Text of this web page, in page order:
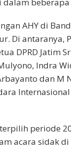
AHY di
Di antaranya,
DPRD Jatim
Indra
dan M
periode
acara sidak di